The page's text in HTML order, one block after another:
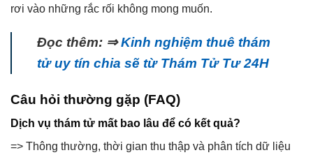
rơi vào những rắc rối không mong muốn.
Đọc thêm: ⇒Kinh nghiệm thuê thám
tửuy tín chia sẽ từ Thám Tử Tư24H
Câu hỏi thường gặp (FAQ)
Dịch vụ thám tử mất bao lâu để có kết quả?
=> Thông thường, thời gian thu thập và phân tích dữ liệu